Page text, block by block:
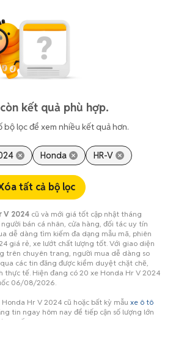
kết quả phù hợp.
bộ lọc để xem nhiều kết quả hơn.
Honda HR-V
tất cả bộ lọc
V 2024 cũ và mới giá tốt cập nhật tháng
bán cá nhân, cửa hàng, đối tác uy tín
dễ dàng tìm kiếm đa dạng mẫu mã, phiên
giá rẻ, xe lướt chất lượng tốt. Với giao diện
trên chuyên trang, người mua dễ dàng so
các tin đăng được kiểm duyệt chặt chẽ,
thực tế. Hiện đang có 20 xe Honda Hr V 2024
06/08/2026.
Hr V 2024 cũ hoặc bất kỳ mẫu xe ô tô
tin ngay hôm nay để tiếp cận số lượng lớn
quốc!